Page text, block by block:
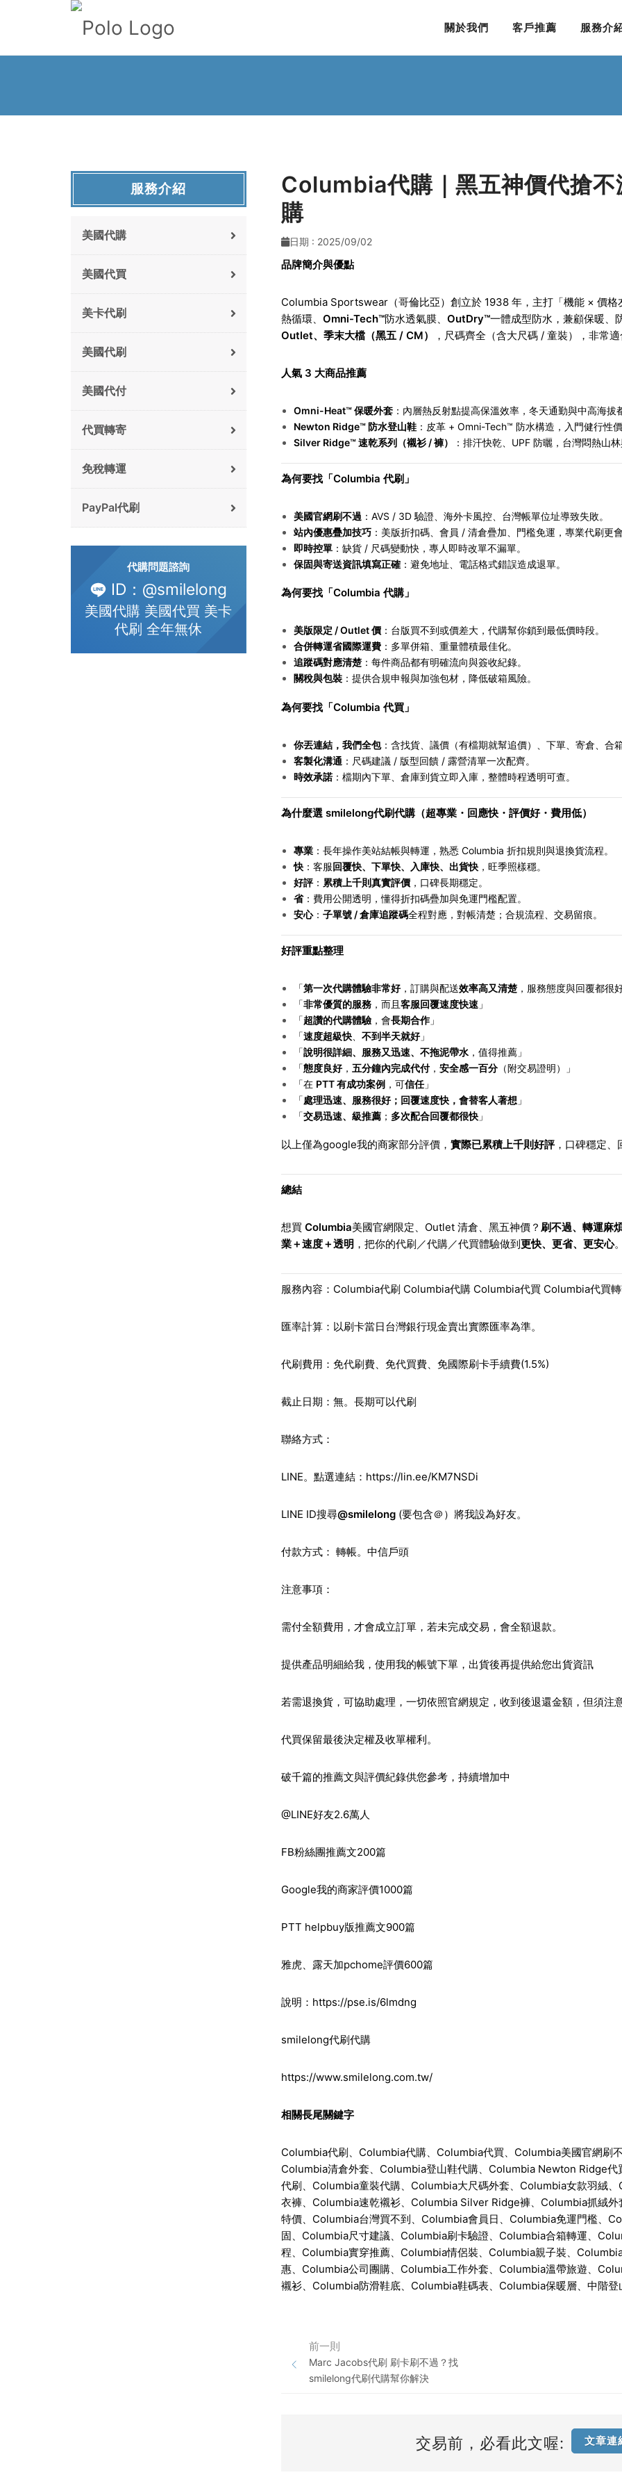
關於我們 客戶推薦 服務介
Columbia代購｜黑五神價代搶
購
日期 : 2025/09/02
品牌簡介與優點
Columbia Sportswear（哥倫比亞）創立於 1938 年，主打「機能 × 價
熱循環、 Omni-Tech™防水透氣膜、 OutDry™一體成型防水，兼顧保暖、
Outlet、季末大檔（黑五 / CM）
，尺碼齊全（含大尺碼 / 童裝），非常
人氣 3 大商品推薦
Omni-Heat™保暖外套：內層熱反射點提高保溫效率，冬天通勤與中高海拔
Newton Ridge™ 防水登山鞋：皮革 + Omni-Tech™ 防水構造，入門健行性
Silver Ridge™速乾系列（襯衫 / 褲） ：排汗快乾、UPF 防曬，台灣悶熱山
為何要找「Columbia 代刷」
美國官網刷不過 ：AVS / 3D 驗證、海外卡風控、台灣帳單位址導致失敗。
站內優惠疊加技巧：美版折扣碼、會員 / 清倉疊加、門檻免運，專業代刷更
即時控單：缺貨 / 尺碼變動快，專人即時改單不漏單。
保固與寄送資訊填寫正確：避免地址、電話格式錯誤造成退單。
為何要找「Columbia 代購」
美版限定 / Outlet 價：台版買不到或價差大，代購幫你鎖到最低價時段。
合併轉運省國際運費：多單併箱、重量體積最佳化。
追蹤碼對應清楚：每件商品都有明確流向與簽收紀錄。
關稅與包裝：提供合規申報與加強包材，降低破箱風險。
為何要找「Columbia 代買」
你丟連結，我們全包：含找貨、議價（有檔期就幫追價）、下單、寄倉、合
客製化溝通 ：尺碼建議 / 版型回饋 / 露營清單一次配齊。
時效承諾：檔期內下單、倉庫到貨立即入庫，整體時程透明可查。
為什麼選 smilelong代刷代購（超專業・回應快・評價好・費用低）
專業：長年操作美站結帳與轉運，熟悉 Columbia 折扣規則與退換貨流程。
快：客服回覆快、下單快、入庫快、出貨快，旺季照樣穩。
好評： 累積上千則真實評價，口碑長期穩定。
省：費用公開透明，懂得折扣碼疊加與免運門檻配置。
安心： 子單號 / 倉庫追蹤碼全程對應，對帳清楚；合規流程、交易留痕。
好評重點整理
「第一次代購體驗非常好，訂購與配送效率高又清楚，服務態度與回覆都很
「非常優質的服務，而且客服回覆速度快速」
「超讚的代購體驗，會長期合作」
「速度超級快、 不到半天就好」
「說明很詳細、服務又迅速、不拖泥帶水，值得推薦」
「態度良好， 五分鐘內完成代付， 安全感一百分（附交易證明）」
「在 PTT 有成功案例，可信任」
「處理迅速、服務很好；回覆速度快，會替客人著想 」
「交易迅速、級推薦； 多次配合回覆都很快」
以上僅為google我的商家部分評價， 實際已累積上千則好評，口碑穩定、
總結
想買 Columbia美國官網限定、Outlet 清倉、黑五神價？ 刷不過、轉運麻
業＋速度＋透明 ，把你的代刷／代購／代買體驗做到更快、更省、更安心
服務內容： Columbia代刷 Columbia代購 Columbia代買 Columbia代買
匯率計算：以刷卡當日台灣銀行現金賣出實際匯率為準。
代刷費用：免代刷費、免代買費、免國際刷卡手續費(1.5%)
截止日期：無。長期可以代刷
聯絡方式：
LINE。點選連結： https://lin.ee/KM7NSDi
LINE ID搜尋@smilelong(要包含＠）將我設為好友。
付款方式： 轉帳。中信戶頭
注意事項：
需付全額費用，才會成立訂單，若未完成交易，會全額退款。
提供產品明細給我，使用我的帳號下單，出貨後再提供給您出貨資訊
若需退換貨，可協助處理，一切依照官網規定，收到後退還金額，但須注
代買保留最後決定權及收單權利。
破千篇的推薦文與評價紀錄供您參考，持續增加中
@LINE好友2.6萬人
FB粉絲團推薦文200篇
Google我的商家評價1000篇
PTT helpbuy版推薦文900篇
雅虎、露天加pchome評價600篇
說明： https://pse.is/6lmdng
smilelong代刷代購
https://www.smilelong.com.tw/
相關長尾關鍵字
Columbia代刷、Columbia代購、Columbia代買、Columbia美國官網刷
Columbia清倉外套、Columbia登山鞋代購、Columbia Newton Ridge
代刷、Columbia童裝代購、Columbia大尺碼外套、Columbia女款羽絨
衣褲、Columbia速乾襯衫、Columbia Silver Ridge褲、Columbia抓絨
特價、Columbia台灣買不到、Columbia會員日、Columbia免運門檻、
固、Columbia尺寸建議、Columbia刷卡驗證、Columbia合箱轉運、
程、Columbia實穿推薦、Columbia情侶裝、Columbia親子裝、
惠、Columbia公司團購、Columbia工作外套、Columbia溫帶旅遊、
襯衫、Columbia防滑鞋底、Columbia鞋碼表、Columbia保暖層、中階
前一則
Marc Jacobs代刷 刷卡刷不過？找
smilelong代刷代購幫你解決
交易前，必看此文喔: 文章連
服務介紹
美國代購
美國代買
美卡代刷
美國代刷
美國代付
代買轉寄
免稅轉運
PayPal代刷
代購問題諮詢
ID：@smilelong
美國代購 美國代買 美卡
代刷 全年無休